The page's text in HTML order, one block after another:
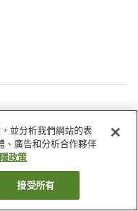
/美容院
販賣機
並分析我們網站的表
、廣告和分析合作夥伴
政策
接受所有